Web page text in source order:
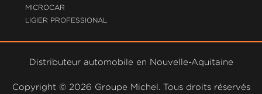
MICROCAR
LIGIER PROFESSIONAL
Distributeur automobile en Nouvelle-Aquitaine
Copyright © 2026 Groupe Michel. Tous droits réservés